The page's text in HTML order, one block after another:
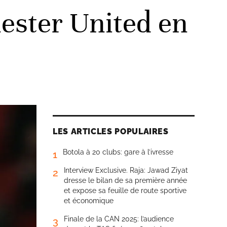
United en
LES ARTICLES POPULAIRES
1 Botola à 20 clubs: gare à l’ivresse
2
Interview Exclusive. Raja: Jawad Ziyat
dresse le bilan de sa première année
et expose sa feuille de route sportive
et économique
3
Finale de la CAN 2025: l’audience